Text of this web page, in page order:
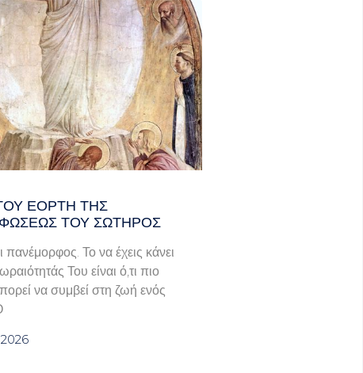
ΕΟΡΤΗ ΤΗΣ
ΤΟΥ ΣΩΤΗΡΟΣ
πανέμορφος. Το να έχεις κάνει
Του είναι ό,τι πιο
να συμβεί στη ζωή ενός